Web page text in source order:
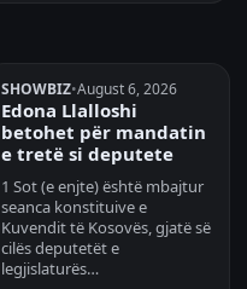
SHOWBIZ•August 6, 2026
Edona Llalloshi
betohet për mandatin
e tretë si deputete
1 Sot (e enjte) është mbajtur
seanca konstituive e
Kuvendit të Kosovës, gjatë së
cilës deputetët e
legjislaturës…